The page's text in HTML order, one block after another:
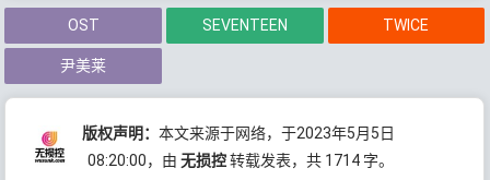
OST SEVENTEEN TWICE
尹美莱
版权声明：本文来源于网络，于2023年5月5日
08:20:00，由无损控转载发表，共 1714 字。